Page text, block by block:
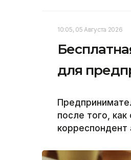
10:05, 05 Августа 2026
для
после того,
корреспондент